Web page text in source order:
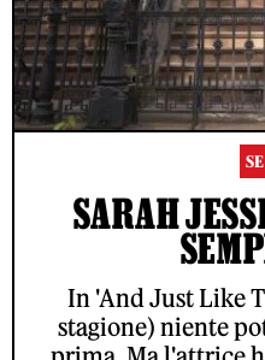
SARAH
In 'And Just Like
stagione) niente